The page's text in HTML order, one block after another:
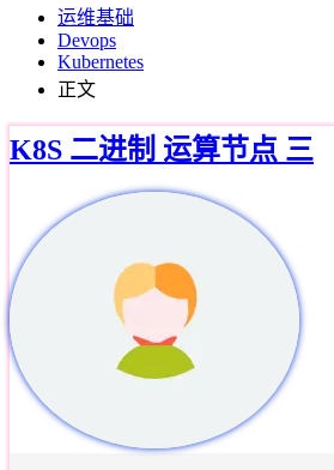
运维基础
Devops
Kubernetes
正文
K8S 二进制 运算节点 三